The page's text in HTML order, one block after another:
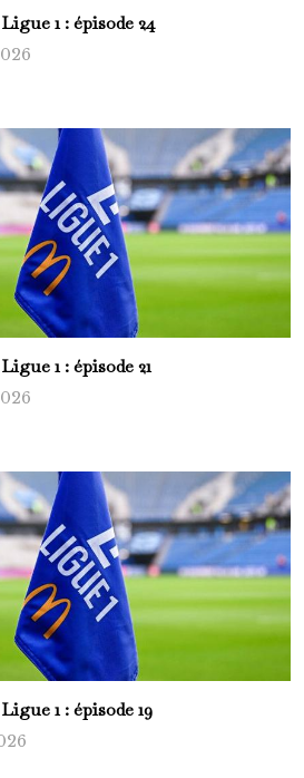
1 : épisode 24
1 : épisode 21
1 : épisode 19